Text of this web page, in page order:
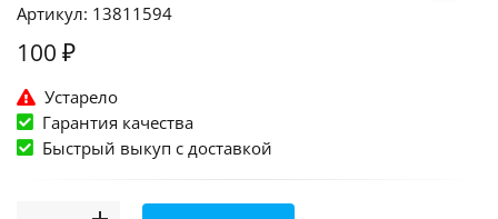
Артикул: 13811594
100 ₽
Устарело
Гарантия качества
Быстрый выкуп c доставкой